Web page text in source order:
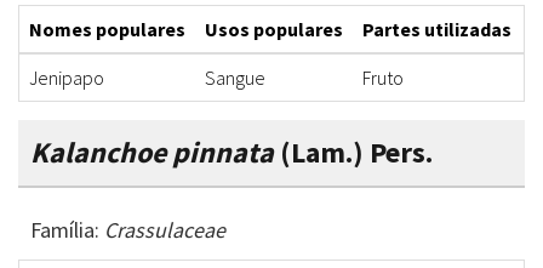
Nomes populares Usos populares Partes utilizadas
Jenipapo
Sangue Fruto
Kalanchoe pinnata(Lam.) Pers.
Família: Crassulaceae